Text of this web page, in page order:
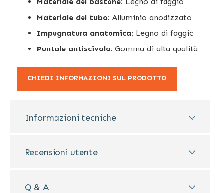
Materiale del tubo: Alluminio anodizzato
Impugnatura anatomica: Legno di faggio
Puntale antiscivolo: Gomma di alta qualità
CHIEDI INFORMAZIONI SUL PRODOTTO
Informazioni tecniche
Recensioni utente
Q & A